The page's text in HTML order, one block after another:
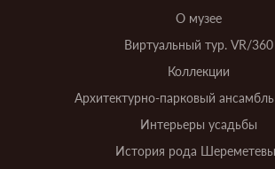
О музее
Виртуальный тур. VR/360
Коллекции
Архитектурно-парковый
Интерьеры усадьбы
История рода